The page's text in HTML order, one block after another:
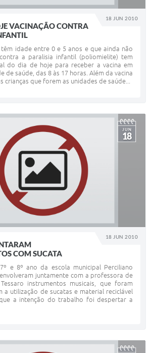
18 JUN 2010
VACINAÇÃO CONTRA
têm idade entre 0 e 5 anos e que ainda não
a paralisia infantil (poliomielite) tem
do dia de hoje para receber a vacina em
de saúde, das 8 às 17 horas. Além da vacina
crianças que forem as unidades de saúde...
18 JUN 2010
JUN
18
COM SUCATA
e 8º ano da escola municipal Perciliano
juntamente com a professora de
instrumentos musicais, que foram
a utilização de sucatas e material reciclável
a intenção do trabalho foi despertar a